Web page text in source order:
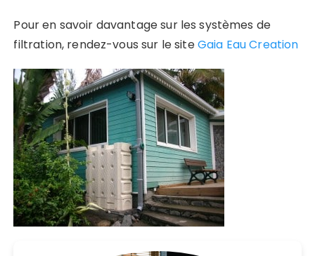
Pour en savoir davantage sur les systèmes de
filtration, rendez-vous sur le siteGaia Eau Creation